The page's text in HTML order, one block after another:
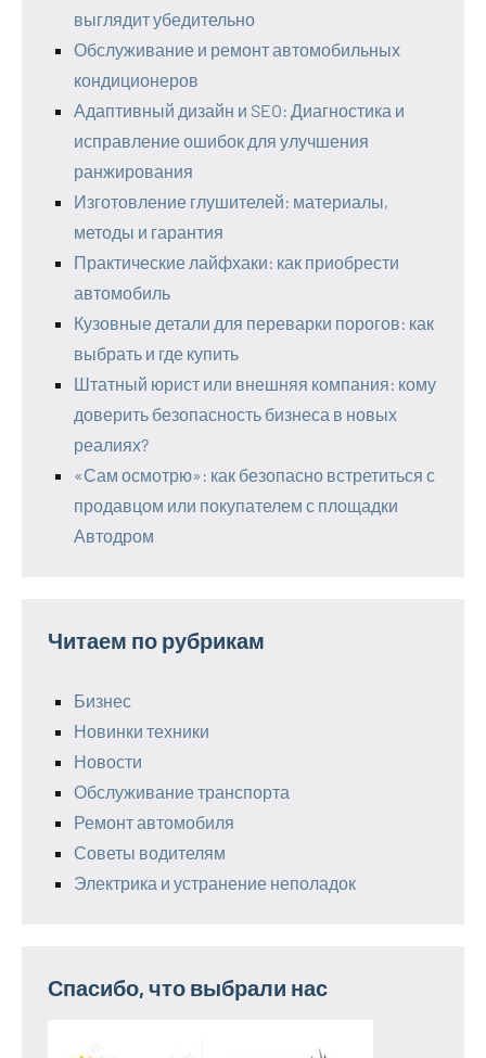
выглядит убедительно
Обслуживание и ремонт автомобильных
кондиционеров
Адаптивный дизайн и SEO: Диагностика и
исправление ошибок для улучшения
ранжирования
Изготовление глушителей: материалы,
методы и гарантия
Практические лайфхаки: как приобрести
автомобиль
Кузовные детали для переварки порогов: как
выбрать и где купить
Штатный юрист или внешняя компания: кому
доверить безопасность бизнеса в новых
реалиях?
«Сам осмотрю»: как безопасно встретиться с
продавцом или покупателем с площадки
Автодром
Читаем по рубрикам
Бизнес
Новинки техники
Новости
Обслуживание транспорта
Ремонт автомобиля
Советы водителям
Электрика и устранение неполадок
Спасибо, что выбрали нас